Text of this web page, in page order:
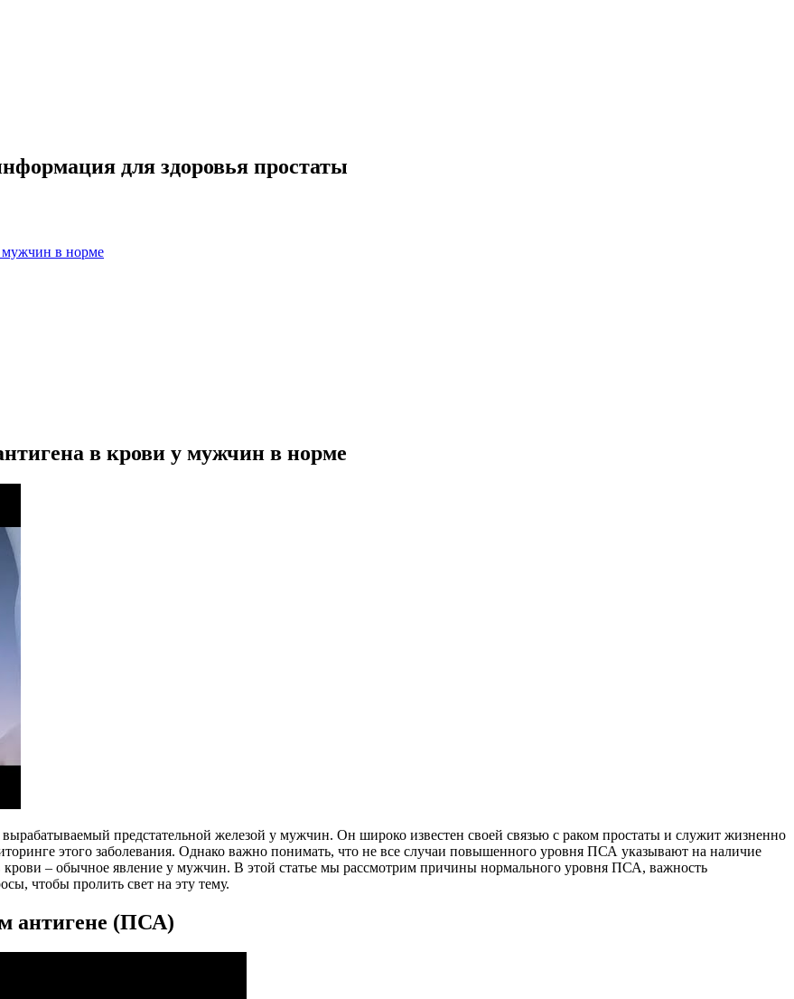
для здоровья простаты
мужчин в норме
в крови у мужчин в норме
предстательной железой у мужчин. Он широко известен своей связью с раком простаты и служит жизненно
этого заболевания. Однако важно понимать, что не все случаи повышенного уровня ПСА указывают на наличие
– обычное явление у мужчин. В этой статье мы рассмотрим причины нормального уровня ПСА, важность
чтобы пролить свет на эту тему.
антигене (ПСА)